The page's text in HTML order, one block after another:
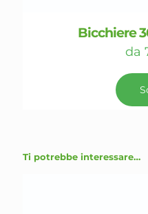
Bicchiere
da
Ti potrebbe interessare…